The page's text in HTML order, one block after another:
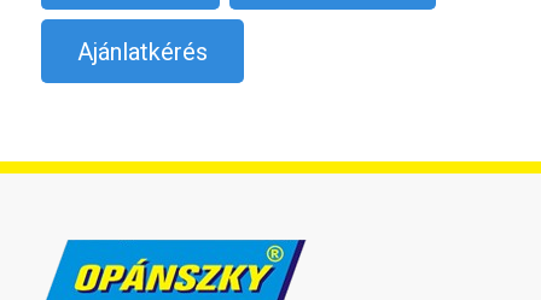
Ajánlatkérés